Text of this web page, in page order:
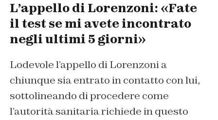
L’appello di Lorenzoni: «Fate
il test se mi avete incontrato
negli ultimi 5 giorni»
Lodevole l’appello di Lorenzoni a
chiunque sia entrato in contatto con lui,
sottolineando di procedere come
l’autorità sanitaria richiede in questo